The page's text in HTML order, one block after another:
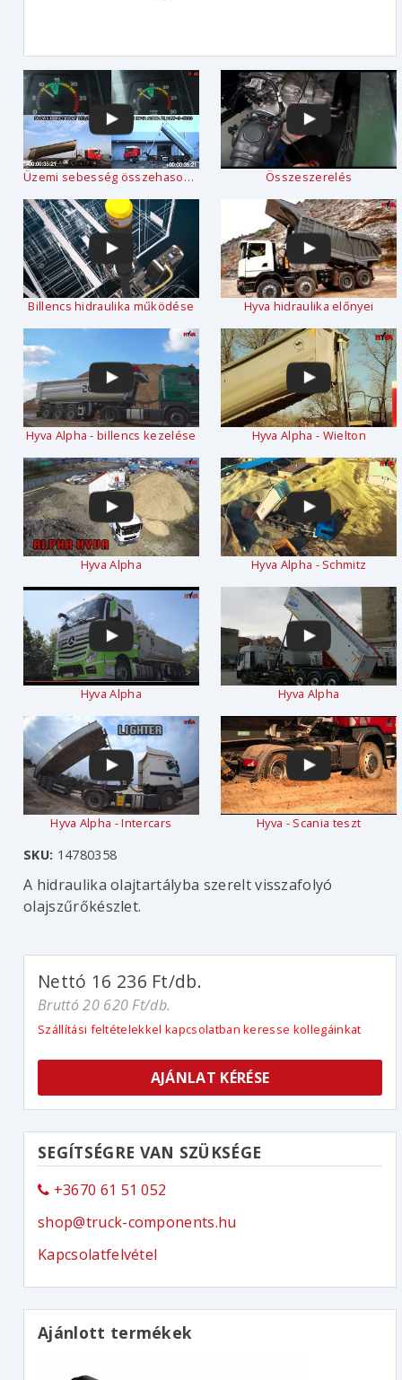
Üzemi sebesség összehasonlítása Összeszerelés
Billencs hidraulika működése Hyva hidraulika előnyei
Hyva Alpha - billencs kezelése Hyva Alpha - Wielton
Hyva Alpha Hyva Alpha - Schmitz
Hyva Alpha Hyva Alpha
Hyva Alpha - Intercars Hyva - Scania teszt
SKU: 14780358
A hidraulika olajtartályba szerelt visszafolyó
olajszűrőkészlet.
Nettó 16 236 Ft/db.
Bruttó 20 620 Ft/db.
Szállítási feltételekkel kapcsolatban keresse kollegáinkat
AJÁNLAT KÉRÉSE
SEGÍTSÉGRE VAN SZÜKSÉGE
+3670 61 51 052
shop@truck-components.hu
Kapcsolatfelvétel
Ajánlott termékek